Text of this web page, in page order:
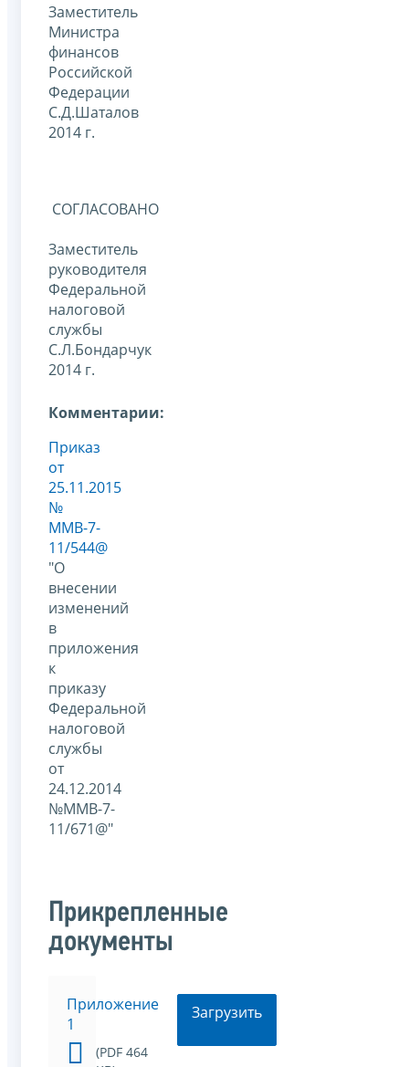
Заместитель
Министра
финансов
Российской
Федерации
С.Д.Шаталов
2014 г.
СОГЛАСОВАНО
Заместитель
руководителя
Федеральной
налоговой
службы
С.Л.Бондарчук
2014 г.
Комментарии:
Приказ
от
25.11.2015
№
ММВ-7-
11/544@
"О
внесении
изменений
в
приложения
к
приказу
Федеральной
налоговой
службы
от
24.12.2014
№ММВ-7-
11/671@"
Прикрепленные
документы
Приложение
1
(PDF 464
Загрузить